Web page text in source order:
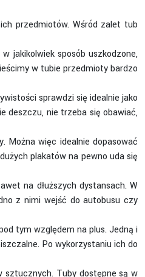
przedmiotów. Wśród zalet tub
jakikolwiek sposób uszkodzone,
w tubie przedmioty bardzo
sprawdzi się idealnie jako
deszczu, nie trzeba się obawiać,
Można więc idealnie dopasować
plakatów na pewno uda się
na dłuższych dystansach. W
z nimi wejść do autobusu czy
tym względem na plus. Jedną i
Po wykorzystaniu ich do
sztucznych. Tuby dostępne są w